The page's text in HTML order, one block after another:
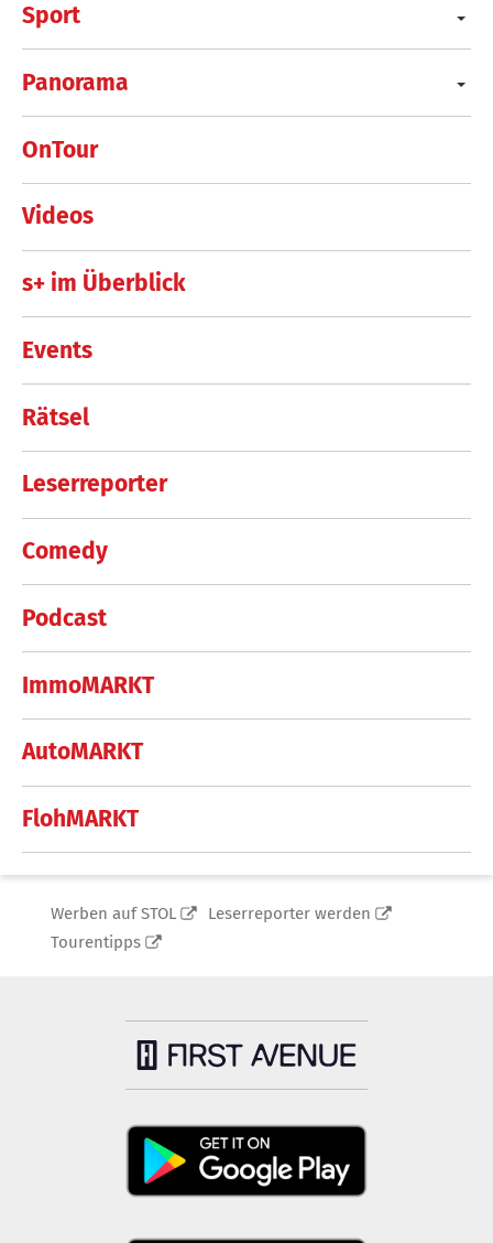
Sport
Panorama
OnTour
Videos
s+ im Überblick
Events
Rätsel
Leserreporter
Comedy
Podcast
ImmoMARKT
AutoMARKT
FlohMARKT
Werben auf STOL
Leserreporter werden
Tourentipps